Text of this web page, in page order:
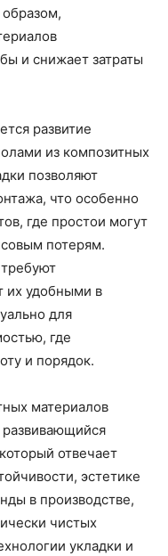
и снижает затраты
развитие
из композитных
позволяют
что особенно
где простои могут
потерям.
их удобными в
для
где
и порядок.
материалов
отвечает
эстетике
в производстве,
чистых
укладки и